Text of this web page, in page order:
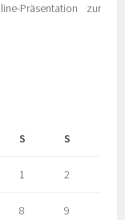
Präsentation zur
S S
1 2
8 9